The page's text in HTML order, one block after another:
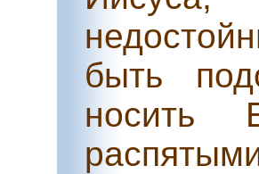
быть
носить